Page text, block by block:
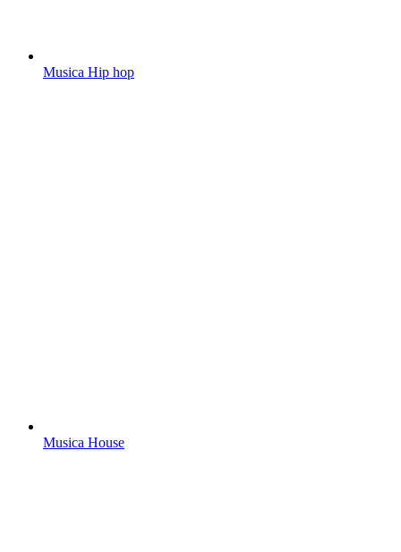
Musica Hip hop
Musica House